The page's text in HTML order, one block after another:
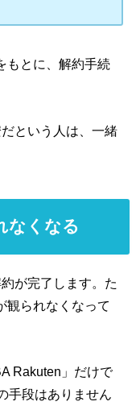
もとに、解約手続
という人は、一緒
なくなる
が完了します。た
観られなくなって
Rakuten」だけで
手段はありません